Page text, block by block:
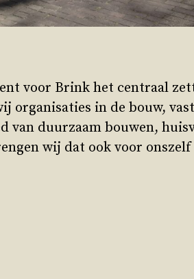
voor Brink het centraal
organisaties in de bouw,
van duurzaam bouwen,
wij dat ook voor